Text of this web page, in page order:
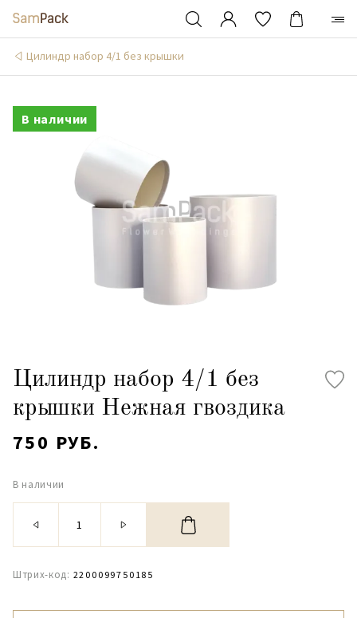
Цилиндр набор 4/1 без крышки
В наличии
Цилиндр набор 4/1 без
крышки Нежная гвоздика
750 РУБ.
В наличии
Штрих-код: 2200099750185